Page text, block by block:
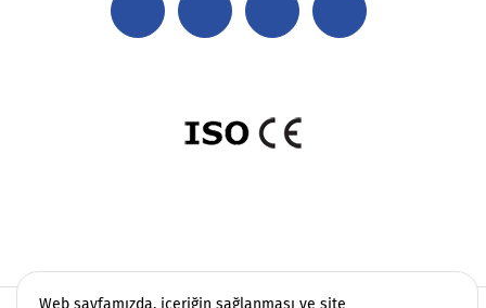
Web sayfamızda, içeriğin sağlanması ve site